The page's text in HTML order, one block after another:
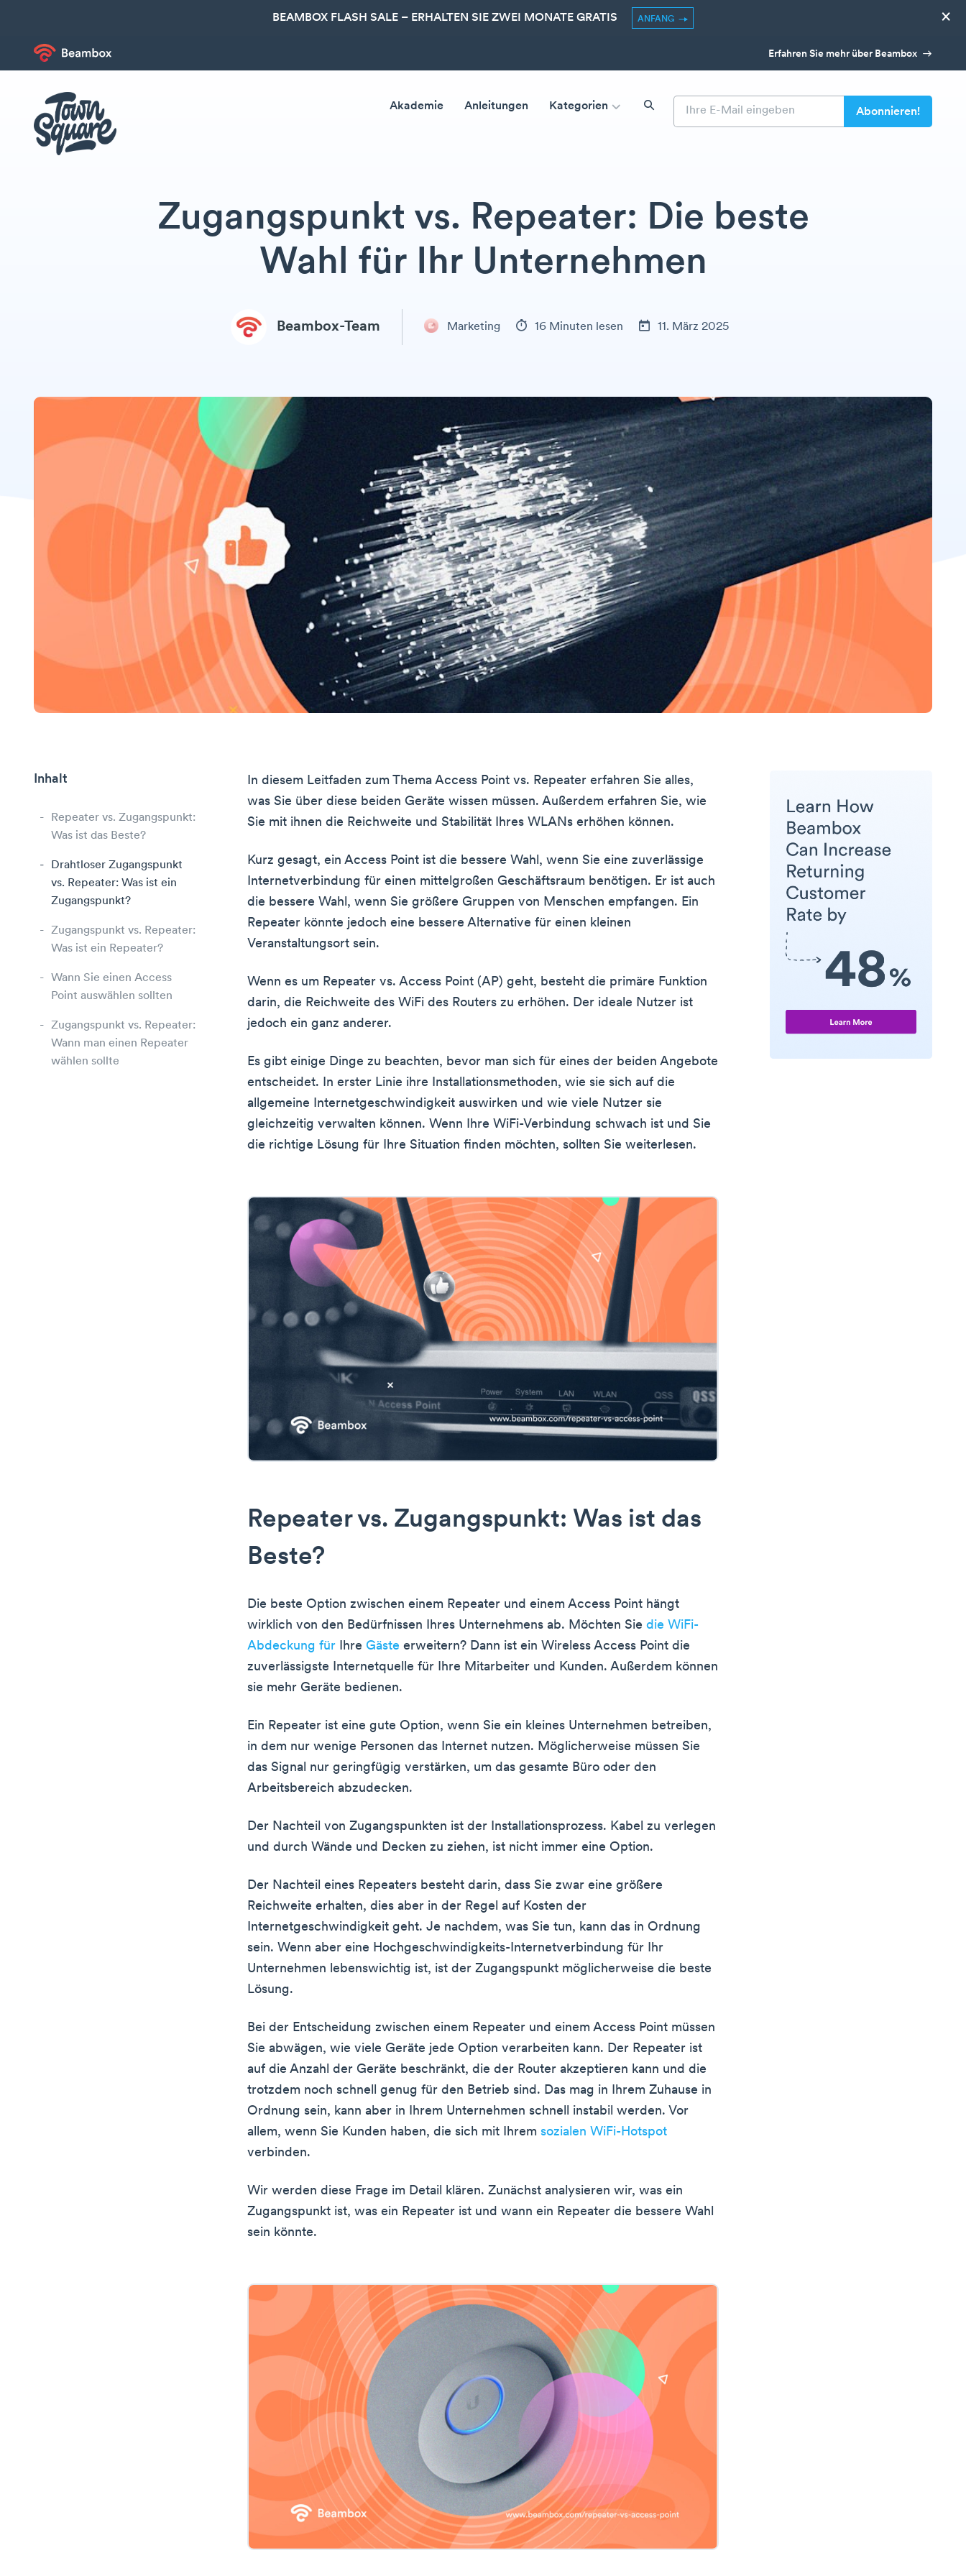
BEAMBOX FLASH SALE – ERHALTEN SIE ZWEI MONATE GRATIS ANFANG ×
Erfahren Sie mehr über Beambox
Akademie Anleitungen Kategorien
Zugangspunkt vs. Repeater: Die beste
Wahl für Ihr Unternehmen
Beambox-Team Marketing 16 Minuten lesen 11. März 2025
Inhalt
Repeater vs. Zugangspunkt:
Was ist das Beste?
Drahtloser Zugangspunkt
vs. Repeater: Was ist ein
Zugangspunkt?
Zugangspunkt vs. Repeater:
Was ist ein Repeater?
Wann Sie einen Access
Point auswählen sollten
Zugangspunkt vs. Repeater:
Wann man einen Repeater
wählen sollte
In diesem Leitfaden zum Thema Access Point vs. Repeater erfahren Sie alles,
was Sie über diese beiden Geräte wissen müssen. Außerdem erfahren Sie, wie
Sie mit ihnen die Reichweite und Stabilität Ihres WLANs erhöhen können.
Kurz gesagt, ein Access Point ist die bessere Wahl, wenn Sie eine zuverlässige
Internetverbindung für einen mittelgroßen Geschäftsraum benötigen. Er ist auch
die bessere Wahl, wenn Sie größere Gruppen von Menschen empfangen. Ein
Repeater könnte jedoch eine bessere Alternative für einen kleinen
Veranstaltungsort sein.
Wenn es um Repeater vs. Access Point (AP) geht, besteht die primäre Funktion
darin, die Reichweite des WiFi des Routers zu erhöhen. Der ideale Nutzer ist
jedoch ein ganz anderer.
Es gibt einige Dinge zu beachten, bevor man sich für eines der beiden Angebote
entscheidet. In erster Linie ihre Installationsmethoden, wie sie sich auf die
allgemeine Internetgeschwindigkeit auswirken und wie viele Nutzer sie
gleichzeitig verwalten können. Wenn Ihre WiFi-Verbindung schwach ist und Sie
die richtige Lösung für Ihre Situation finden möchten, sollten Sie weiterlesen.
Repeater vs. Zugangspunkt: Was ist das
Beste?
Die beste Option zwischen einem Repeater und einem Access Point hängt
wirklich von den Bedürfnissen Ihres Unternehmens ab. Möchten Sie die WiFi-
Abdeckung für Ihre Gäste erweitern? Dann ist ein Wireless Access Point die
zuverlässigste Internetquelle für Ihre Mitarbeiter und Kunden. Außerdem können
sie mehr Geräte bedienen.
Ein Repeater ist eine gute Option, wenn Sie ein kleines Unternehmen betreiben,
in dem nur wenige Personen das Internet nutzen. Möglicherweise müssen Sie
das Signal nur geringfügig verstärken, um das gesamte Büro oder den
Arbeitsbereich abzudecken.
Der Nachteil von Zugangspunkten ist der Installationsprozess. Kabel zu verlegen
und durch Wände und Decken zu ziehen, ist nicht immer eine Option.
Der Nachteil eines Repeaters besteht darin, dass Sie zwar eine größere
Reichweite erhalten, dies aber in der Regel auf Kosten der
Internetgeschwindigkeit geht. Je nachdem, was Sie tun, kann das in Ordnung
sein. Wenn aber eine Hochgeschwindigkeits-Internetverbindung für Ihr
Unternehmen lebenswichtig ist, ist der Zugangspunkt möglicherweise die beste
Lösung.
Bei der Entscheidung zwischen einem Repeater und einem Access Point müssen
Sie abwägen, wie viele Geräte jede Option verarbeiten kann. Der Repeater ist
auf die Anzahl der Geräte beschränkt, die der Router akzeptieren kann und die
trotzdem noch schnell genug für den Betrieb sind. Das mag in Ihrem Zuhause in
Ordnung sein, kann aber in Ihrem Unternehmen schnell instabil werden. Vor
allem, wenn Sie Kunden haben, die sich mit Ihrem sozialen WiFi-Hotspot
verbinden.
Wir werden diese Frage im Detail klären. Zunächst analysieren wir, was ein
Zugangspunkt ist, was ein Repeater ist und wann ein Repeater die bessere Wahl
sein könnte.